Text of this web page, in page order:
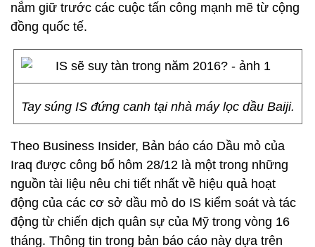
nắm giữ trước các cuộc tấn công mạnh mẽ từ cộng
đồng quốc tế.
Tay súng IS đứng canh tại nhà máy lọc dầu Baiji.
Theo Business Insider, Bản báo cáo Dầu mỏ của
Iraq được công bố hôm 28/12 là một trong những
nguồn tài liệu nêu chi tiết nhất về hiệu quả hoạt
động của các cơ sở dầu mỏ do IS kiểm soát và tác
động từ chiến dịch quân sự của Mỹ trong vòng 16
tháng. Thông tin trong bản báo cáo này dựa trên